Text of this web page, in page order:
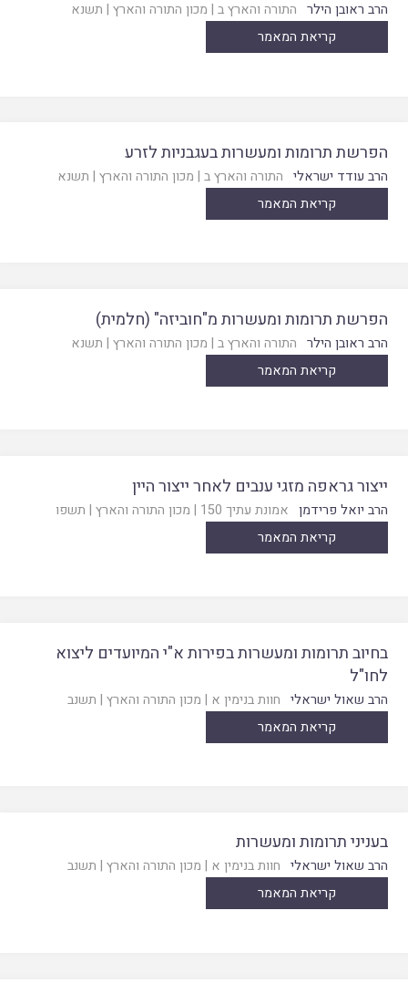
הרב ראובן הילר התורה והארץ ב | מכון התורה והארץ | תשנא
קריאת המאמר
הפרשת תרומות ומעשרות בעגבניות לזרע
הרב עודד ישראלי התורה והארץ ב | מכון התורה והארץ | תשנא
קריאת המאמר
הפרשת תרומות ומעשרות מ"חוביזה" (חלמית)
הרב ראובן הילר התורה והארץ ב | מכון התורה והארץ | תשנא
קריאת המאמר
ייצור גראפה מזגי ענבים לאחר ייצור היין
הרב יואל פרידמן אמונת עתיך 150 | מכון התורה והארץ | תשפו
קריאת המאמר
בחיוב תרומות ומעשרות בפירות א"י המיועדים ליצוא
לחו"ל
הרב שאול ישראלי חוות בנימין א | מכון התורה והארץ | תשנב
קריאת המאמר
בעניני תרומות ומעשרות
הרב שאול ישראלי חוות בנימין א | מכון התורה והארץ | תשנב
קריאת המאמר